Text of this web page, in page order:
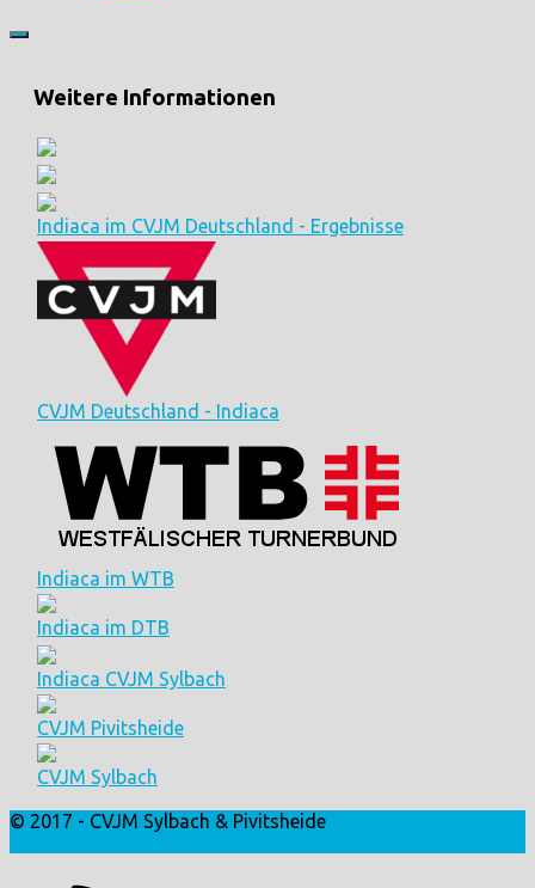
Weitere Informationen
Indiaca im CVJM Deutschland - Ergebnisse
CVJM Deutschland - Indiaca
Indiaca im WTB
Indiaca im DTB
Indiaca CVJM Sylbach
CVJM Pivitsheide
CVJM Sylbach
© 2017 - CVJM Sylbach & Pivitsheide